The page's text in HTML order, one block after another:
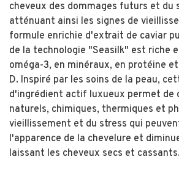
cheveux des dommages futurs et du
atténuant ainsi les signes de
formule enrichie d'extrait de caviar
de la technologie "Seasilk" est riche
oméga-3, en minéraux, en protéine
D. Inspiré par les soins de la peau,
d'ingrédient actif luxueux permet de
naturels, chimiques, thermiques et
vieillissement et du stress qui
l'apparence de la chevelure et
laissant les cheveux secs et cassants.